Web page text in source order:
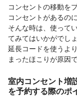
コンセントの移動を
コンセントがあるの
そんな時は、使って
てみてはいかがでし
延長コードを使うよ
まったほこりが原因
室内コンセント増
を予約する際のポ